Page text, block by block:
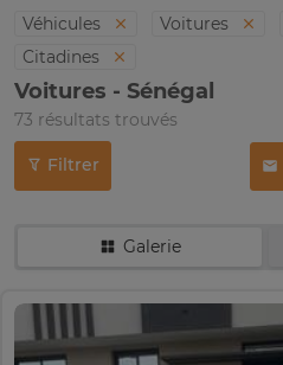
Véhicules
Voitures
Citadines
Voitures - Sénégal
73 résultats trouvés
Filtrer
Galerie